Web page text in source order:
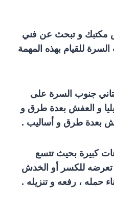
و تبحث عن فني
للقيام بهذه المهمة
جنوب السرة على
و العفش بعدة طرق و
بعدة طرق و أساليب .
كبيرة بحيث تتسع
تعرضه للكسر أو الخدش
حمله ، رفعه و تنزيله .